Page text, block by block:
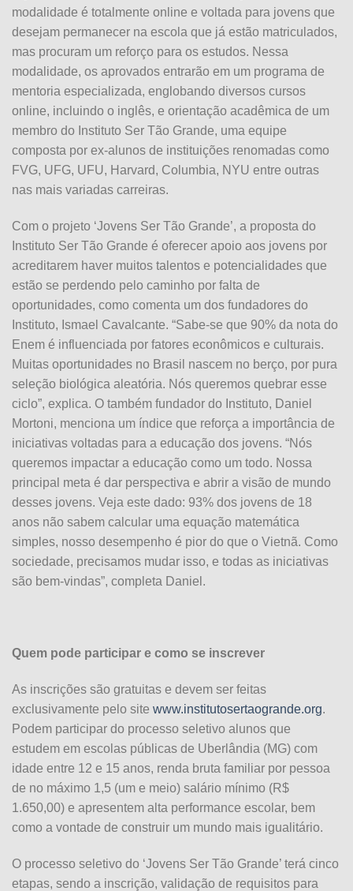
modalidade é totalmente online e voltada para jovens que
desejam permanecer na escola que já estão matriculados,
mas procuram um reforço para os estudos. Nessa
modalidade, os aprovados entrarão em um programa de
mentoria especializada, englobando diversos cursos
online, incluindo o inglês, e orientação acadêmica de um
membro do Instituto Ser Tão Grande, uma equipe
composta por ex-alunos de instituições renomadas como
FVG, UFG, UFU, Harvard, Columbia, NYU entre outras
nas mais variadas carreiras.
Com o projeto ‘Jovens Ser Tão Grande’, a proposta do
Instituto Ser Tão Grande é oferecer apoio aos jovens por
acreditarem haver muitos talentos e potencialidades que
estão se perdendo pelo caminho por falta de
oportunidades, como comenta um dos fundadores do
Instituto, Ismael Cavalcante. “Sabe-se que 90% da nota do
Enem é influenciada por fatores econômicos e culturais.
Muitas oportunidades no Brasil nascem no berço, por pura
seleção biológica aleatória. Nós queremos quebrar esse
ciclo”, explica. O também fundador do Instituto, Daniel
Mortoni, menciona um índice que reforça a importância de
iniciativas voltadas para a educação dos jovens. “Nós
queremos impactar a educação como um todo. Nossa
principal meta é dar perspectiva e abrir a visão de mundo
desses jovens. Veja este dado: 93% dos jovens de 18
anos não sabem calcular uma equação matemática
simples, nosso desempenho é pior do que o Vietnã. Como
sociedade, precisamos mudar isso, e todas as iniciativas
são bem-vindas”, completa Daniel.
Quem pode participar e como se inscrever
As inscrições são gratuitas e devem ser feitas
exclusivamente pelo site www.institutosertaogrande.org.
Podem participar do processo seletivo alunos que
estudem em escolas públicas de Uberlândia (MG) com
idade entre 12 e 15 anos, renda bruta familiar por pessoa
de no máximo 1,5 (um e meio) salário mínimo (R$
1.650,00) e apresentem alta performance escolar, bem
como a vontade de construir um mundo mais igualitário.
O processo seletivo do ‘Jovens Ser Tão Grande’ terá cinco
etapas, sendo a inscrição, validação de requisitos para